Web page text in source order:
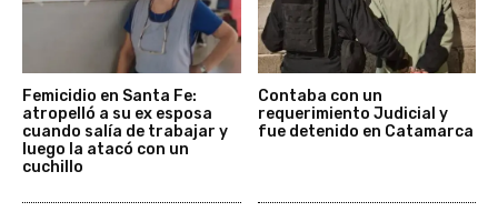
Femicidio en Santa Fe:
atropelló a su ex esposa
cuando salía de trabajar y
luego la atacó con un
cuchillo
Contaba con un
requerimiento Judicial y
fue detenido en Catamarca